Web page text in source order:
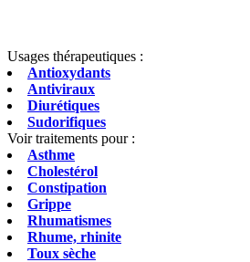
Usages thérapeutiques :
Antioxydants
Antiviraux
Diurétiques
Sudorifiques
Voir traitements pour :
Asthme
Cholestérol
Constipation
Grippe
Rhumatismes
Rhume, rhinite
Toux sèche